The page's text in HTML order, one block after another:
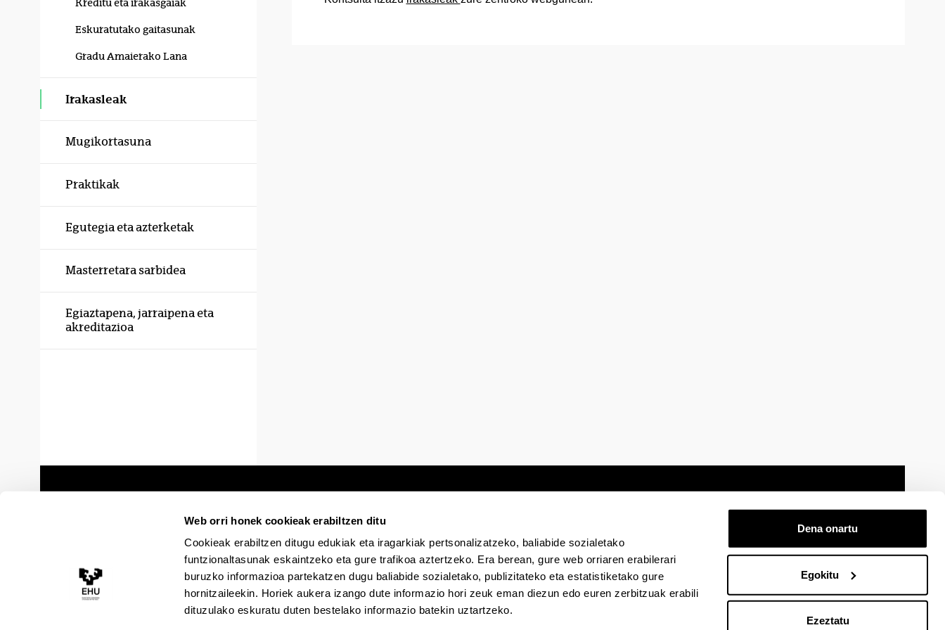
Web orri honek cookieak erabiltzen ditu
Cookieak erabiltzen ditugu edukiak eta iragarkiak pertsonalizatzeko, baliabide sozialetako
funtzionaltasunak eskaintzeko eta gure trafikoa aztertzeko. Era berean, gure web orriaren erabilerari
buruzko informazioa partekatzen dugu baliabide sozialetako, publizitateko eta estatistiketako gure
hornitzaileekin. Horiek aukera izango dute informazio hori zeuk eman diezun edo euren zerbitzuak erabili
dituzulako eskuratu duten bestelako informazio batekin uztartzeko.
Dena onartu
Egokitu
Ezeztatu
Kreditu eta irakasgaiak
Eskuratutako gaitasunak
Gradu Amaierako Lana
Irakasleak
Mugikortasuna
Praktikak
Egutegia eta azterketak
Masterretara sarbidea
Egiaztapena, jarraipena eta
akreditazioa
Egoitza elektronikoa Irisgarritasuna Lege oharra Laguntza Kontaktua
EHU Tiktok-enEHU Bluesky-nEHU Facebook-enEHU Linkedin-enEHU Instagram-enEHU Youtube-enEHU Vimeo-enEHU Flickr-en